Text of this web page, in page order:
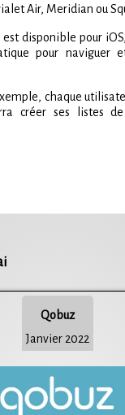
Air, Meridian ou
disponible pour
pour naviguer
chaque
créer ses listes
Qobuz
Janvier 2022